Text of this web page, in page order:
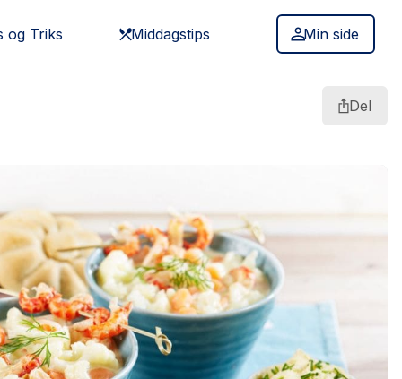
og Triks Middagstips Min side
Del